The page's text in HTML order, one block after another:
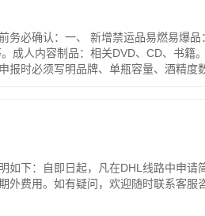
必确认：一、 新增禁运品易燃易爆
人内容制品：相关DVD、CD、书
报时必须写明品牌、单瓶容量、酒精
2台。配套附件需在合理范围：充电
下：自即日起，凡在DHL线路中申
费用。如有疑问，欢迎随时联系客服